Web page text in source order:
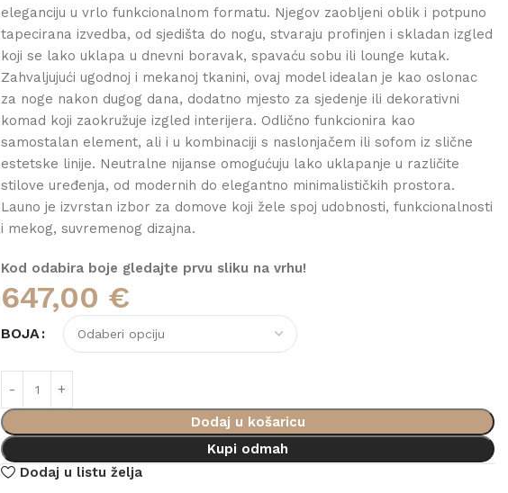
eleganciju u vrlo funkcionalnom formatu. Njegov zaobljeni oblik i potpuno
tapecirana izvedba, od sjedišta do nogu, stvaraju profinjen i skladan izgled
koji se lako uklapa u dnevni boravak, spavaću sobu ili lounge kutak.
Zahvaljujući ugodnoj i mekanoj tkanini, ovaj model idealan je kao oslonac
za noge nakon dugog dana, dodatno mjesto za sjedenje ili dekorativni
komad koji zaokružuje izgled interijera. Odlično funkcionira kao
samostalan element, ali i u kombinaciji s naslonjačem ili sofom iz slične
estetske linije. Neutralne nijanse omogućuju lako uklapanje u različite
stilove uređenja, od modernih do elegantno minimalističkih prostora.
Launo je izvrstan izbor za domove koji žele spoj udobnosti, funkcionalnosti
i mekog, suvremenog dizajna.
Kod odabira boje gledajte prvu sliku na vrhu!
647,00 €
BOJA
Dodaj u košaricu
Kupi odmah
Dodaj u listu želja